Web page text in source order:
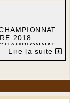
2018
2018 VHC
de
–
Lire la suite